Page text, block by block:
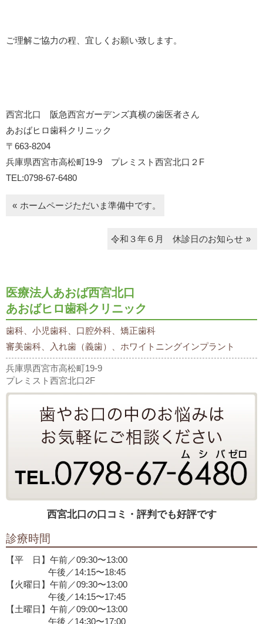
ご理解ご協力の程、宜しくお願い致します。
西宮北口 阪急西宮ガーデンズ真横の歯医者さん
あおばヒロ歯科クリニック
〒663-8204
兵庫県西宮市高松町19-9 プレミスト西宮北口２F
TEL:0798-67-6480
ホームページただいま準備中です。
令和３年６月 休診日のお知らせ
医療法人あおば西宮北口
あおばヒロ歯科クリニック
歯科、小児歯科、口腔外科、矯正歯科
審美歯科、入れ歯（義歯）、ホワイトニングインプラント
兵庫県西宮市高松町19-9
プレミスト西宮北口2F
西宮北口の口コミ・評判でも好評です
診療時間
【平 日】午前／09:30〜13:00
午後／14:15〜18:45
【火曜日】午前／09:30〜13:00
午後／14:15〜17:45
【土曜日】午前／09:00〜13:00
午後／14:30〜17:00